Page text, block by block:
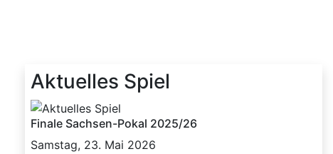
Aktuelles Spiel
Finale Sachsen-Pokal 2025/26
Samstag, 23. Mai 2026